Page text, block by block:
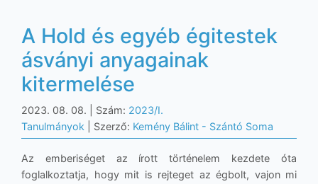
A Hold és egyéb égitestek
ásványi anyagainak
kitermelése
2023. 08. 08. | Szám: 2023/I.
Tanulmányok | Szerző: Kemény Bálint - Szántó Soma
Az emberiséget az írott történelem kezdete óta
foglalkoztatja, hogy mit is rejteget az égbolt, vajon mi